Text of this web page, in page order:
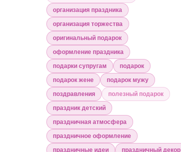
организация праздника
организация торжества
оригинальный подарок
оформление праздника
подарки супругам
подарок
подарок жене
подарок мужу
поздравления
полезный подарок
праздник детский
праздничная атмосфера
праздничное оформление
праздничные идеи
праздничный декор